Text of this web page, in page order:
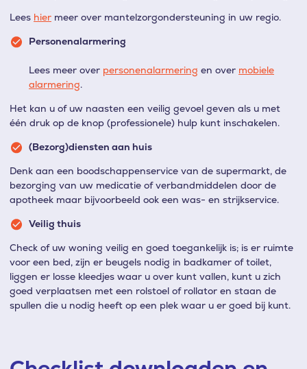
Lees hier meer over mantelzorgondersteuning in uw regio.
Personenalarmering
Lees meer over personenalarmering en over mobiele
alarmering.
Het kan u of uw naasten een veilig gevoel geven als u met
één druk op de knop (professionele) hulp kunt inschakelen.
(Bezorg)diensten aan huis
Denk aan een boodschappenservice van de supermarkt, de
bezorging van uw medicatie of verbandmiddelen door de
apotheek maar bijvoorbeeld ook een was- en strijkservice.
Veilig thuis
Check of uw woning veilig en goed toegankelijk is; is er ruimte
voor een bed, zijn er beugels nodig in badkamer of toilet,
liggen er losse kleedjes waar u over kunt vallen, kunt u zich
goed verplaatsen met een rolstoel of rollator en staan de
spullen die u nodig heeft op een plek waar u er goed bij kunt.